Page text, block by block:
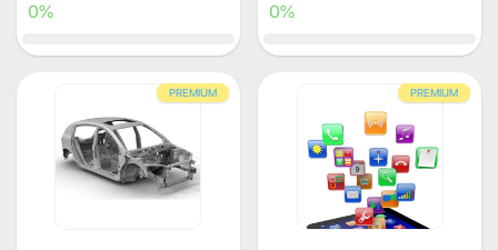
0% 0%
PREMIUM PREMIUM